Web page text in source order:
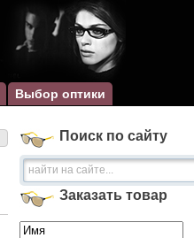
Выбор оптики
Поиск по сайту
Заказать товар